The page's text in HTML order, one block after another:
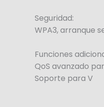
Seguridad:
WPA3, arranque
Funciones
QoS avanzado
Soporte para V